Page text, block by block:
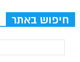
חיפוש באתר